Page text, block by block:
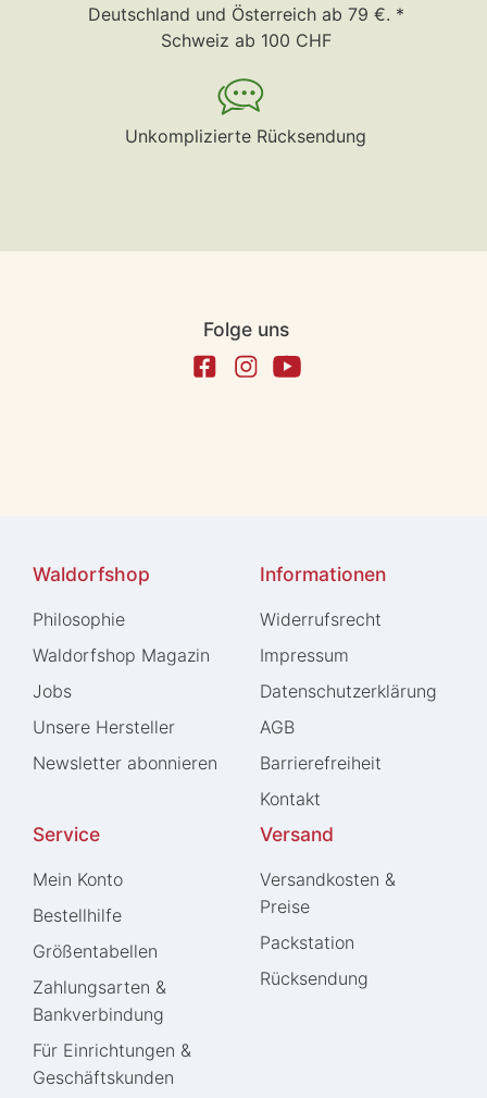
Deutschland und Österreich ab 79 €. *
Schweiz ab 100 CHF
Unkomplizierte Rücksendung
Folge uns
Waldorfshop
Philosophie
Waldorfshop Magazin
Jobs
Unsere Hersteller
Newsletter abonnieren
Informationen
Widerrufs­recht
Impressum
Daten­schutz­erklärung
AGB
Barrierefreiheit
Kontakt
Service
Mein Konto
Bestellhilfe
Größentabellen
Zahlungsarten &
Bankverbindung
Für Einrichtungen &
Geschäftskunden
Versand
Versandkosten &
Preise
Packstation
Rücksendung